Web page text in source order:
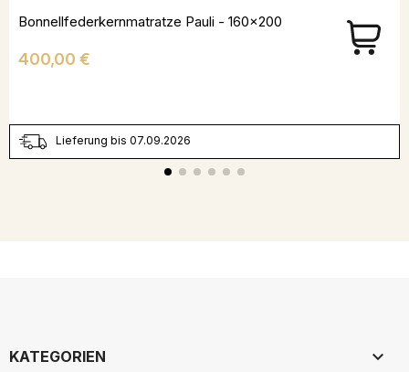
Bonnellfederkernmatratze Pauli - 160x200
Preis
400,00 €
Lieferung bis 07.09.2026
KATEGORIEN 